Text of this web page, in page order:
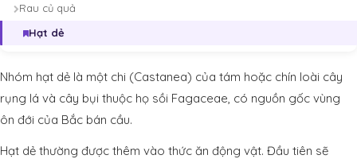
Rau củ quả
Hạt dẻ
Nhóm hạt dẻ là một chi (Castanea) của tám hoặc chín loài cây
rụng lá và cây bụi thuộc họ sồi Fagaceae, có nguồn gốc vùng
ôn đới của Bắc bán cầu.
Hạt dẻ thường được thêm vào thức ăn động vật. Đầu tiên sẽ